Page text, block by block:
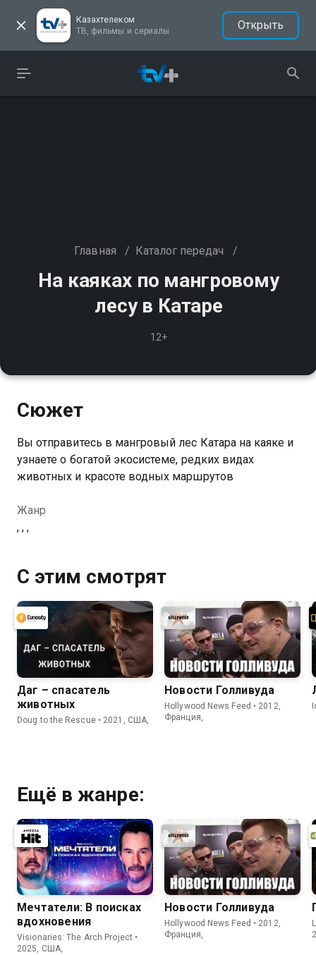
Казахтелеком
ТВ, фильмы и сериалы
Открыть
Главная / Каталог передач /
На каяках по мангровому
лесу в Катаре
12+
Сюжет
Вы отправитесь в мангровый лес Катара на каяке и
узнаете о богатой экосистеме, редких видах
животных и красоте водных маршрутов
Жанр
, , ,
С этим смотрят
Даг – спасатель
животных
Doug to the Rescue • 2021, США,
Новости Голливуда
Hollywood News Feed • 2012,
Франция,
Ещё в жанре:
Мечтатели: В поисках
вдохновения
Visionaries: The Arch Project •
2025, США,
Новости Голливуда
Hollywood News Feed • 2012,
Франция,